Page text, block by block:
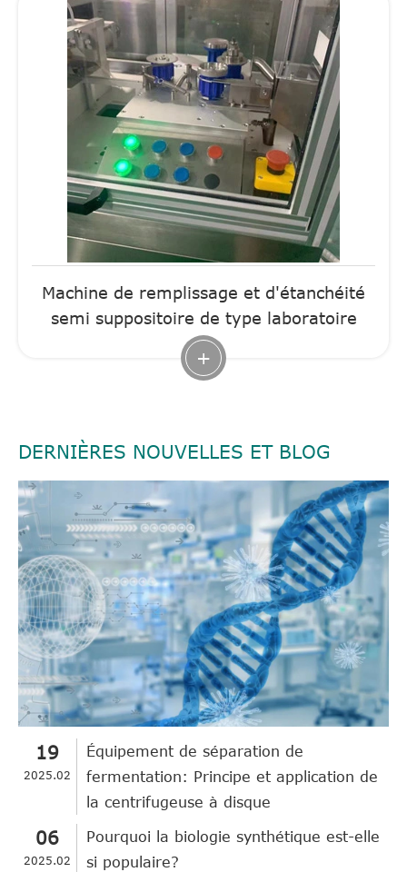
Machine de remplissage et d'étanchéité
semi suppositoire de type laboratoire
+
DERNIÈRES NOUVELLES ET BLOG
19
2025.02
Équipement de séparation de
fermentation: Principe et application de
la centrifugeuse à disque
06
2025.02
Pourquoi la biologie synthétique est-elle
si populaire?